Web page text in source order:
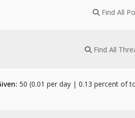
Find All
Find All
50 (0.01 per day | 0.13 percent of